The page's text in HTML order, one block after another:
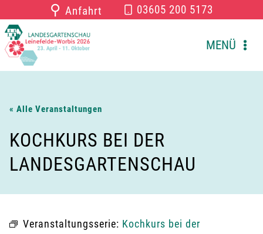
Inhalt
springen
⚲ Anfahrt 03605 200 5173
MENÜ
« Alle Veranstaltungen
KOCHKURS BEI DER
LANDESGARTENSCHAU
Veranstaltungsserie: Kochkurs bei der